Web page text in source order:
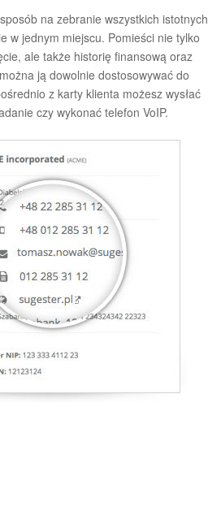
na zebranie wszystkich istotnych
w jednym miejscu. Pomieści nie tylko
ale także historię finansową oraz
ją dowolnie dostosowywać do
z karty klienta możesz wysłać
czy wykonać telefon VoIP.